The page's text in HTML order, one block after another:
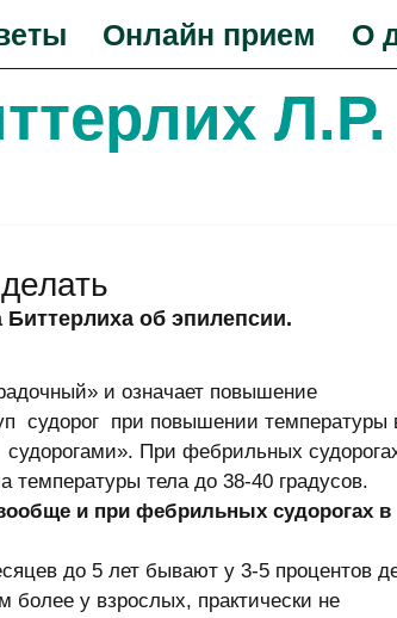
Онлайн прием О
Л.Р.
Биттерлиха об эпилепсии.
и означает повышение
судорог  при повышении температуры
Пpи фебpильных
темпеpатуpы тела до 38-40 гpадусов.
и при фебрильных судорогах в
до 5 лет бывают у 3-5 процентов
более у взрослых, практически не